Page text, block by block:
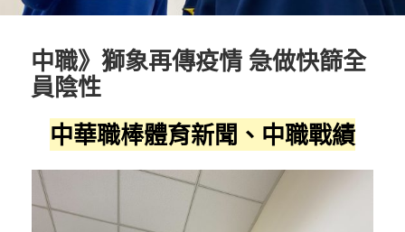
中職》獅象再傳疫情 急做快篩全
員陰性
中華職棒體育新聞、中職戰績